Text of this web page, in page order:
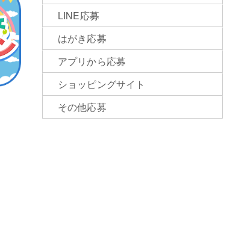
LINE応募
はがき応募
アプリから応募
ショッピングサイト
その他応募